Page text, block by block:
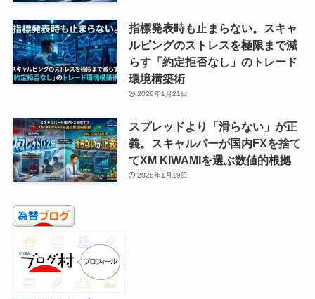
指標発表時も止まらない。スキャ
ルピングのストレスを極限まで減
らす「約定拒否なし」のトレード
環境構築術
2026年1月21日
スプレッドより「滑らない」が正
義。スキャルパーが国内FXを捨て
てXM KIWAMIを選ぶ数値的根拠
2026年1月19日